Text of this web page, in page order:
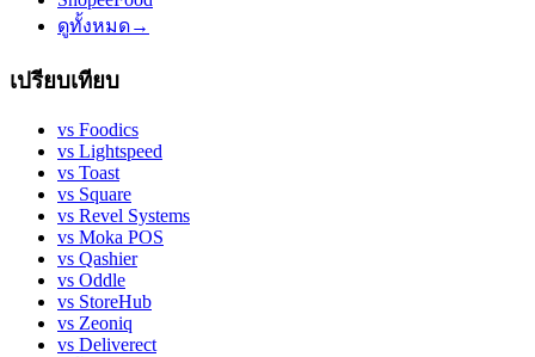
ดูทั้งหมด→
เปรียบเทียบ
vs Foodics
vs Lightspeed
vs Toast
vs Square
vs Revel Systems
vs Moka POS
vs Qashier
vs Oddle
vs StoreHub
vs Zeoniq
vs Deliverect